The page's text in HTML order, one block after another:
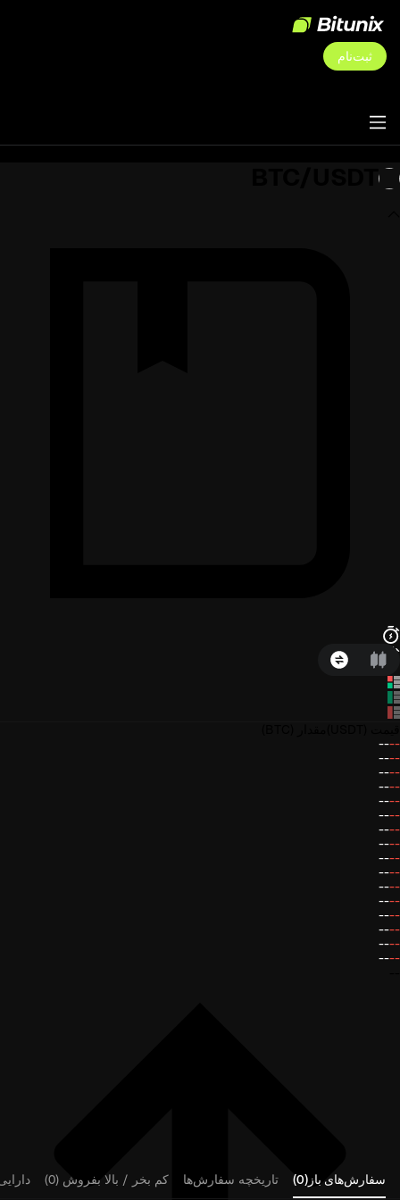
ثبت‌نام
--
--
--
--
--
--
--
--
--
--
--
--
--
--
--
--
--
--
--
--
--
--
--
--
--
--
--
--
--
--
--
--
سفارش‌های باز(0) تاریخچه سفارش‌ها کم بخر / بالا بفروش (0)